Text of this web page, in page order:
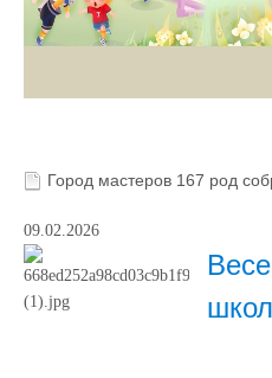
Город мастеров 167 род
09.02.2026